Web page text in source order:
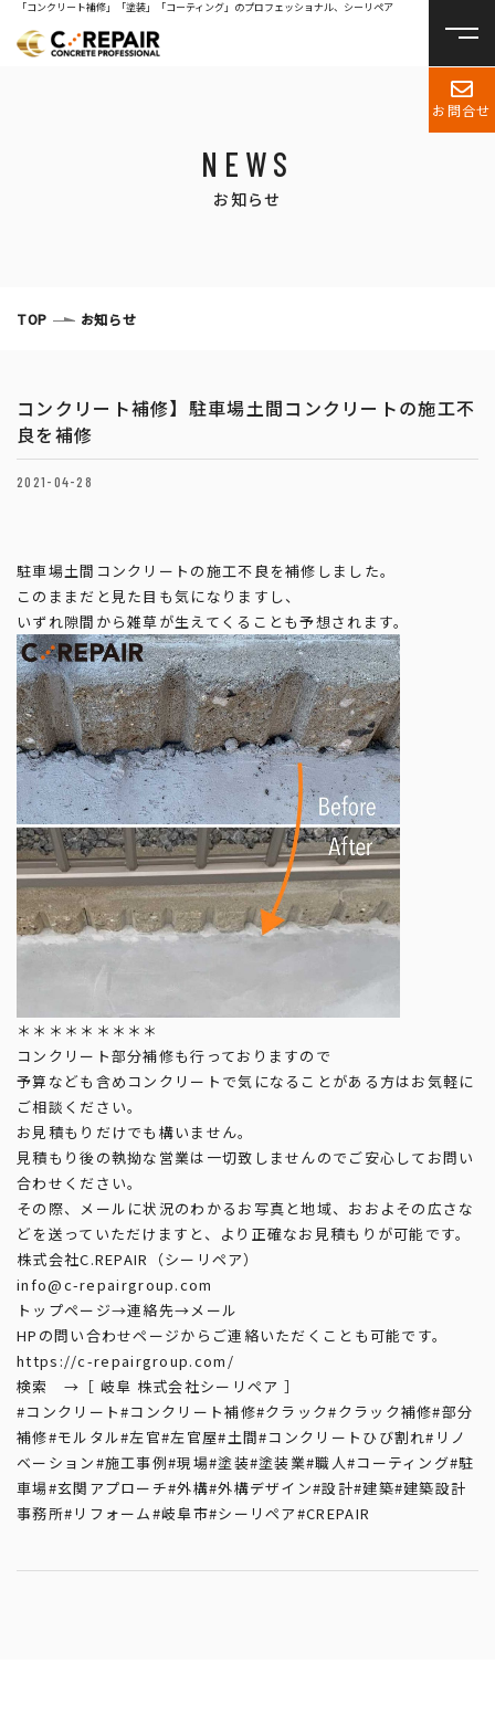
「コンクリート補修」「塗装」「コーティング」のプロフェッショナル、シーリペア
お問合せ
NEWS
お知らせ
TOP お知らせ
コンクリート補修】駐車場土間コンクリートの施工不
良を補修
2021-04-28
駐車場土間コンクリートの施工不良を補修しました。
このままだと見た目も気になりますし、
いずれ隙間から雑草が生えてくることも予想されます。
＊＊＊＊＊＊＊＊＊
コンクリート部分補修も行っておりますので
予算なども含めコンクリートで気になることがある方はお気軽に
ご相談ください。
お見積もりだけでも構いません。
見積もり後の執拗な営業は一切致しませんのでご安心してお問い
合わせください。
その際、メールに状況のわかるお写真と地域、おおよその広さな
どを送っていただけますと、より正確なお見積もりが可能です。
株式会社C.REPAIR（シーリペア）
info@c-repairgroup.com
トップページ→連絡先→メール
HPの問い合わせページからご連絡いただくことも可能です。
https://c-repairgroup.com/
検索 →［ 岐阜 株式会社シーリペア ］
#コンクリート#コンクリート補修#クラック#クラック補修#部分
補修#モルタル#左官#左官屋#土間#コンクリートひび割れ#リノ
ベーション#施工事例#現場#塗装#塗装業#職人#コーティング#駐
車場#玄関アプローチ#外構#外構デザイン#設計#建築#建築設計
事務所#リフォーム#岐阜市#シーリペア#CREPAIR